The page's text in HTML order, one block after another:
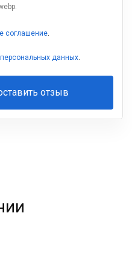
соглашение.
персональных данных.
отзыв